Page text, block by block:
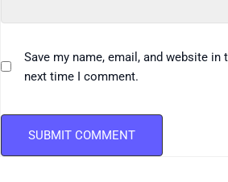
Save my name, email, and website
next time I comment.